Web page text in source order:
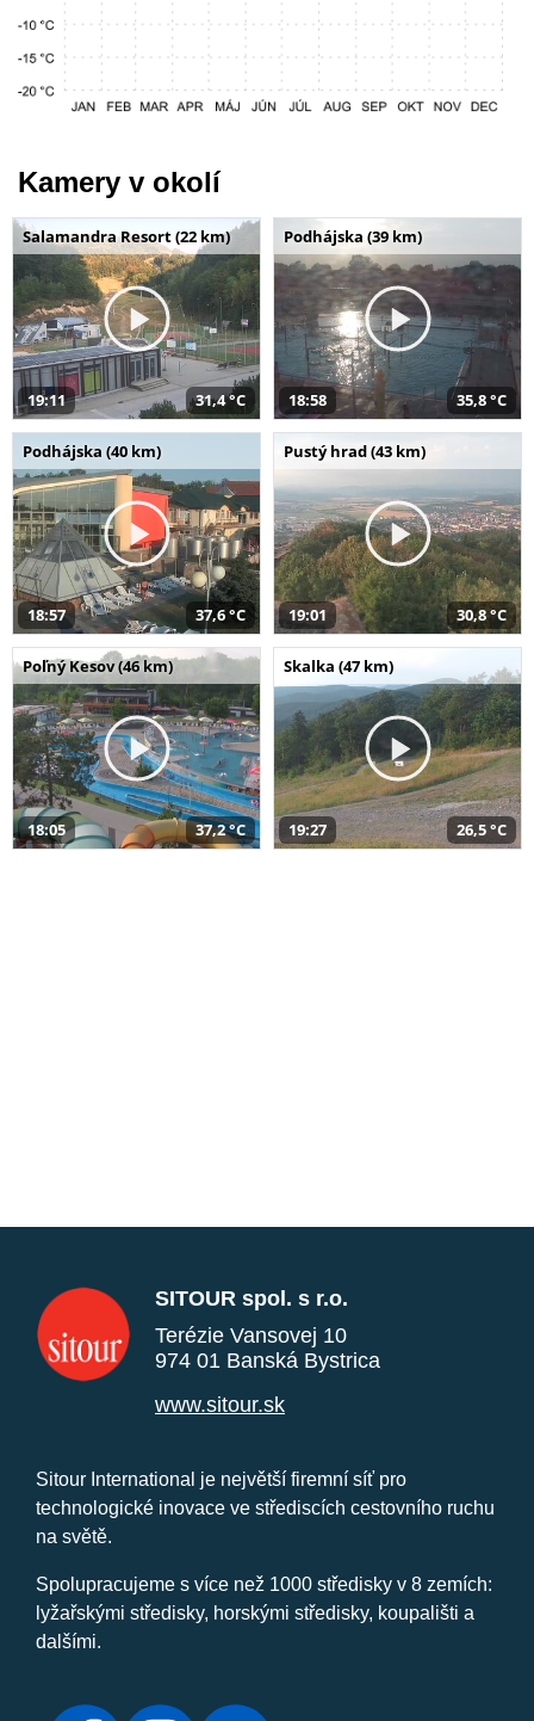
Kamery v okolí
Salamandra Resort (22 km)
19:11 31,4 °C
Podhájska (39 km)
18:58 35,8 °C
Podhájska (40 km)
18:57 37,6 °C
Pustý hrad (43 km)
19:01 30,8 °C
Poľný Kesov (46 km)
18:05 37,2 °C
Skalka (47 km)
19:27 26,5 °C
SITOUR spol. s r.o.
Terézie Vansovej 10
974 01 Banská Bystrica
www.sitour.sk
Sitour International je největší firemní síť pro
technologické inovace ve střediscích cestovního ruchu
na světě.
Spolupracujeme s více než 1000 středisky v 8 zemích:
lyžařskými středisky, horskými středisky, koupališti a
dalšími.